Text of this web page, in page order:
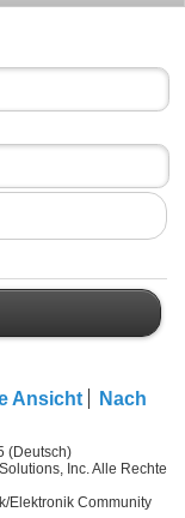
Ansicht
Nach
(Deutsch)
Inc. Alle Rechte
Elektronik Community